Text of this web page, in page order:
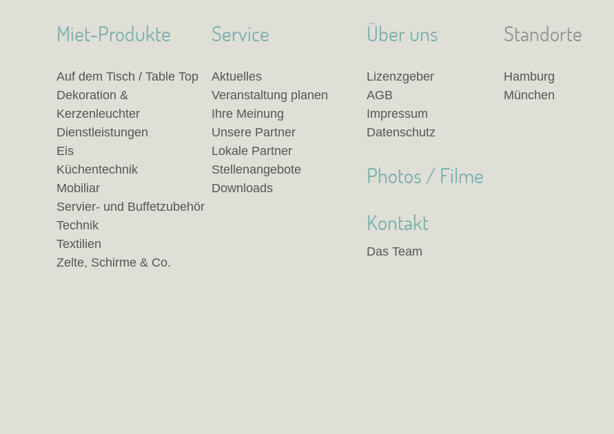
Standorte
Hamburg
München
Miet-Produkte
Auf dem Tisch / Table Top
Dekoration &
Kerzenleuchter
Dienstleistungen
Eis
Küchentechnik
Mobiliar
Servier- und Buffetzubehör
Technik
Textilien
Zelte, Schirme & Co.
Service
Aktuelles
Veranstaltung planen
Ihre Meinung
Unsere Partner
Lokale Partner
Stellenangebote
Downloads
Über uns
Lizenzgeber
AGB
Impressum
Datenschutz
Photos / Filme
Kontakt
Das Team